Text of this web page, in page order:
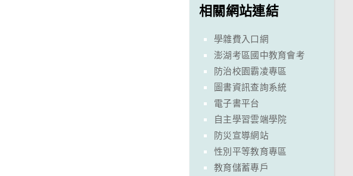
相關網站連結
學雜費入口網
澎湖考區國中教育會考
防治校園霸凌專區
圖書資訊查詢系統
電子書平台
自主學習雲端學院
防災宣導網站
性別平等教育專區
教育儲蓄專戶